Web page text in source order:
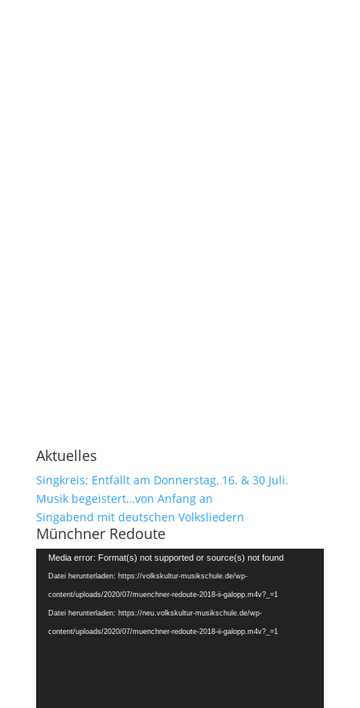
Aktuelles
Singkreis: Entfällt am Donnerstag, 16. & 30 Juli.
Musik begeistert…von Anfang an
Singabend mit deutschen Volksliedern
Münchner Redoute
Video-
Player
Media error: Format(s) not supported or source(s) not found
Datei herunterladen: https://volkskultur-musikschule.de/wp-
content/uploads/2020/07/muenchner-redoute-2018-ii-galopp.m4v?_=1
Datei herunterladen: https://neu.volkskultur-musikschule.de/wp-
content/uploads/2020/07/muenchner-redoute-2018-ii-galopp.m4v?_=1